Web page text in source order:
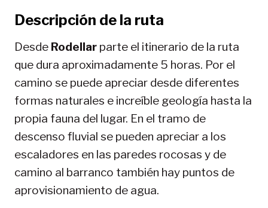
Descripción de la ruta
Desde Rodellar parte el itinerario de la ruta
que dura aproximadamente 5 horas. Por el
camino se puede apreciar desde diferentes
formas naturales e increíble geología hasta la
propia fauna del lugar. En el tramo de
descenso fluvial se pueden apreciar a los
escaladores en las paredes rocosas y de
camino al barranco también hay puntos de
aprovisionamiento de agua.